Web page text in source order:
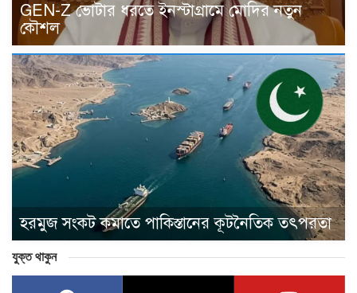
GEN-Z ভোটার ধরতে ইনস্টাগ্রামে মোদির নতুন
কৌশল
হরমুজ সংকট কমাতে পাকিস্তানের কূটনৈতিক তৎপরতা
যুক্ত থাকুন